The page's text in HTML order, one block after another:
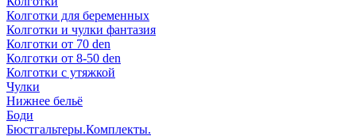
Колготки для беременных
Колготки и чулки фантазия
Колготки от 70 den
Колготки от 8-50 den
Колготки с утяжкой
Чулки
Нижнее бельё
Боди
Бюстгальтеры.Комплекты.